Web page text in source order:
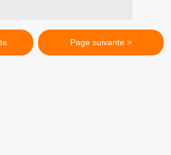
Page suivante >